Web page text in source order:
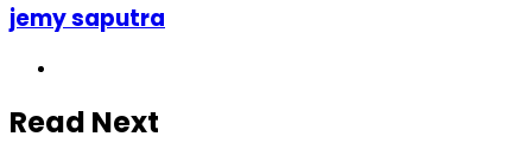
jemy saputra
Read Next